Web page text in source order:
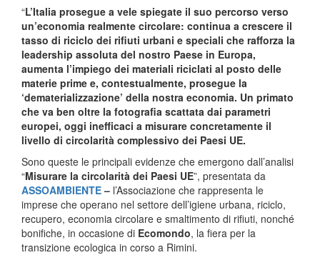
“L’Italia prosegue a vele spiegate il suo percorso verso
un’economia realmente circolare: continua a crescere il
tasso di riciclo dei rifiuti urbani e speciali che rafforza la
leadership assoluta del nostro Paese in Europa,
aumenta l’impiego dei materiali riciclati al posto delle
materie prime e, contestualmente, prosegue la
‘dematerializzazione’ della nostra economia. Un primato
che va ben oltre la fotografia scattata dai parametri
europei, oggi inefficaci a misurare concretamente il
livello di circolarità complessivo dei Paesi UE.
Sono queste le principali evidenze che emergono dall’analisi
“Misurare la circolarità dei Paesi UE”, presentata da
ASSOAMBIENTE– l’Associazione che rappresenta le
imprese che operano nel settore dell’igiene urbana, riciclo,
recupero, economia circolare e smaltimento di rifiuti, nonché
bonifiche, in occasione di Ecomondo, la fiera per la
transizione ecologica in corso a Rimini.